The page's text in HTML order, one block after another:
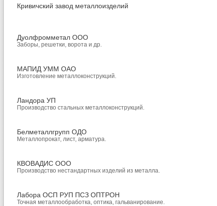
Кривичский завод металлоизделий
Дуолфромметал ООО
Заборы, решетки, ворота и др.
МАПИД УММ ОАО
Изготовление металлоконструкций.
Ландора УП
Производство стальных металлоконструкций.
Белметаллгрупп ОДО
Металлопрокат, лист, арматура.
КВОВАДИС ООО
Производство нестандартных изделий из металла.
Лабора ОСП РУП ПСЗ ОПТРОН
Точная металлообработка, оптика, гальванирование.